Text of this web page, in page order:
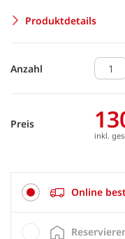
Produktdetails
Anzahl
Preis
inkl.
Online